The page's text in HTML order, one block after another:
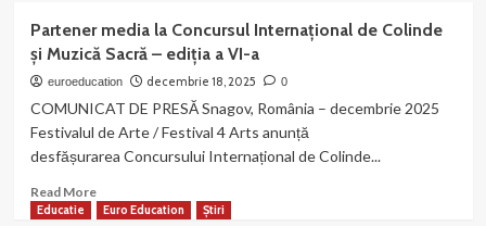
Dumnezeu
și
împreună,
să
posibilă
o minune
Partener media la Concursul Internațional de Colinde
și Muzică Sacră – ediția a VI-a
euroeducation decembrie 18, 2025 0
COMUNICAT DE PRESĂ Snagov, România – decembrie 2025
Festivalul de Arte / Festival 4 Arts anunță
desfășurarea Concursului Internațional de Colinde...
Read MoreRead
more
Educatie Euro Education Știri